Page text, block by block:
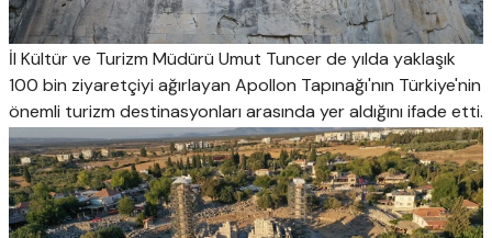
İl Kültür ve Turizm Müdürü Umut Tuncer de yılda yaklaşık
100 bin ziyaretçiyi ağırlayan Apollon Tapınağı'nın Türkiye'nin
önemli turizm destinasyonları arasında yer aldığını ifade etti.